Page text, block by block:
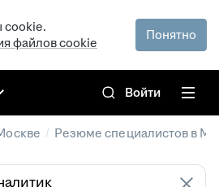
cookie.
файлов cookie
Понятно
Войти
/ Резюме специалистов в